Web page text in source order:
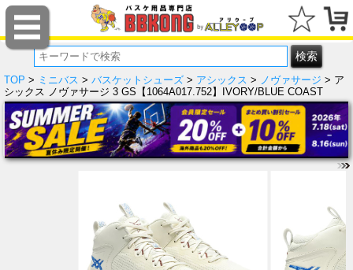
TOP > ミニバス > バスケットシューズ > アシックス > ノヴァサージ > ア
シックス ノヴァサージ 3 GS【1064A017.752】IVORY/BLUE COAST